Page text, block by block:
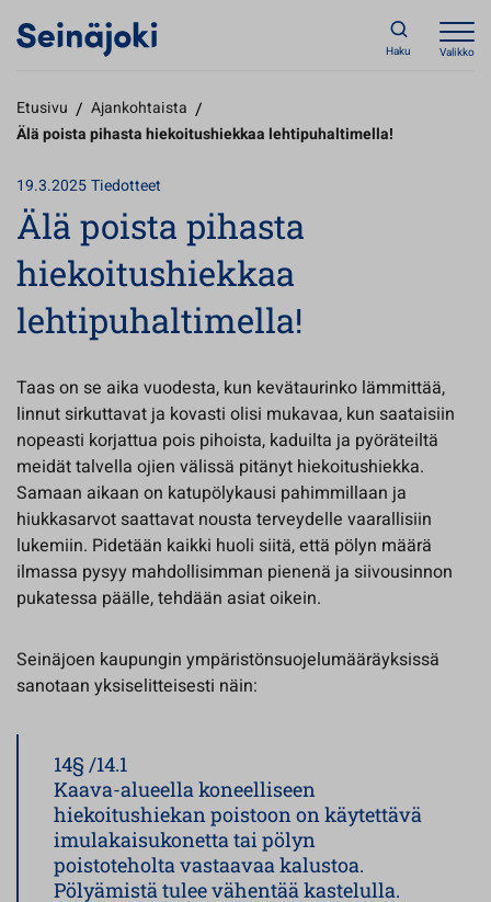
Haku Valikko
Etusivu / Ajankohtaista /
Älä poista pihasta hiekoitushiekkaa lehtipuhaltimella!
19.3.2025Tiedotteet
Älä poista pihasta
hiekoitushiekkaa
lehtipuhaltimella!
Taas on se aika vuodesta, kun kevätaurinko lämmittää,
linnut sirkuttavat ja kovasti olisi mukavaa, kun saataisiin
nopeasti korjattua pois pihoista, kaduilta ja pyöräteiltä
meidät talvella ojien välissä pitänyt hiekoitushiekka.
Samaan aikaan on katupölykausi pahimmillaan ja
hiukkasarvot saattavat nousta terveydelle vaarallisiin
lukemiin. Pidetään kaikki huoli siitä, että pölyn määrä
ilmassa pysyy mahdollisimman pienenä ja siivousinnon
pukatessa päälle, tehdään asiat oikein.
Seinäjoen kaupungin ympäristönsuojelumääräyksissä
sanotaan yksiselitteisesti näin:
14§ /14.1
Kaava-alueella koneelliseen
hiekoitushiekan poistoon on käytettävä
imulakaisukonetta tai pölyn
poistoteholta vastaavaa kalustoa.
Pölyämistä tulee vähentää kastelulla.